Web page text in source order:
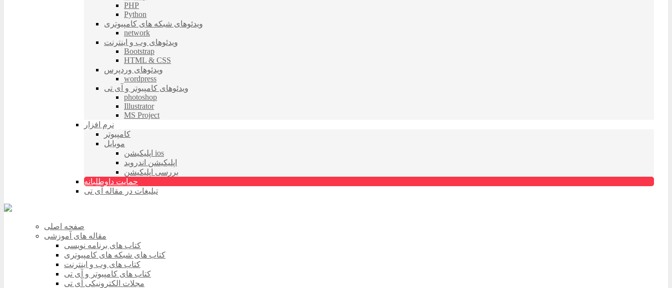
PHP
Python
ویدئوهای شبکه های کامپیوتری
network
ویدئوهای وب و اینترنت
Bootstrap
HTML & CSS
ویدئوهای وردپرس
wordpress
ویدئوهای کامپیوتر و آی تی
photoshop
Illustrator
MS Project
نرم افزار
کامپیوتر
موبایل
اپلیکیشن ios
اپلیکیشن اندروید
بررسی اپلیکیشن
حمایت داوطلبانه
تبلیغات در مقاله آی تی
صفحه اصلی
مقاله های آموزشی
کتاب های برنامه نویسی
کتاب های شبکه های کامپیوتری
کتاب های وب و اینترنت
کتاب های کامپیوتر و آی تی
مجلات الکترونیکی آی تی